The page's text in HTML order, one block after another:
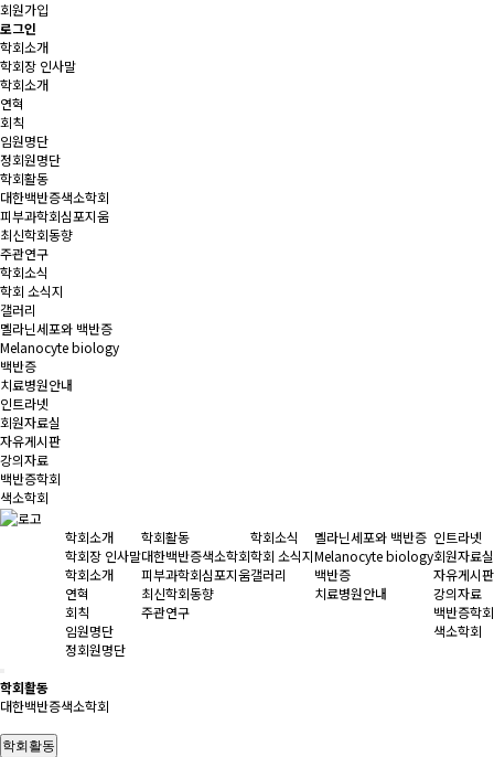
회원가입
로그인
학회소개
학회장 인사말
학회소개
연혁
회칙
임원명단
정회원명단
학회활동
대한백반증색소학회
피부과학회심포지움
최신학회동향
주관연구
학회소식
학회 소식지
갤러리
멜라닌세포와 백반증
Melanocyte biology
백반증
치료병원안내
인트라넷
회원자료실
자유게시판
강의자료
백반증학회
색소학회
학회소개
학회장 인사말
학회소개
연혁
회칙
임원명단
정회원명단
학회활동
대한백반증색소학회
피부과학회심포지움
최신학회동향
주관연구
학회소식
학회 소식지
갤러리
멜라닌세포와 백반증
Melanocyte biology
백반증
치료병원안내
인트라넷
회원자료실
자유게시판
강의자료
백반증학회
색소학회
학회활동
대한백반증색소학회
학회활동